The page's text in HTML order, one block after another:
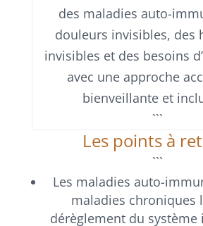
des maladies auto-
douleurs invisibles, des
invisibles et des besoins
avec une approche
bienveillante et
```
Les points à
```
Les maladies auto-
maladies chroniques
dérèglement du